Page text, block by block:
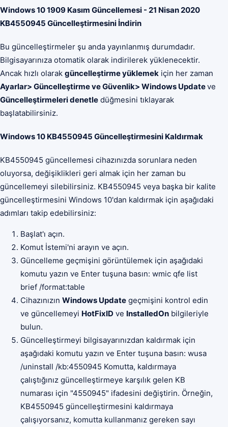
Windows 10 1909 Kasım Güncellemesi - 21 Nisan 2020
KB4550945 Güncelleştirmesini İndirin
Bu güncelleştirmeler şu anda yayınlanmış durumdadır.
Bilgisayarınıza otomatik olarak indirilerek yüklenecektir.
Ancak hızlı olarak güncelleştirme yüklemek için her zaman
Ayarlar> Güncelleştirme ve Güvenlik> Windows Updateve
Güncelleştirmeleri denetle düğmesini tıklayarak
başlatabilirsiniz.
Windows 10 KB4550945 Güncelleştirmesini Kaldırmak
KB4550945 güncellemesi cihazınızda sorunlara neden
oluyorsa, değişiklikleri geri almak için her zaman bu
güncellemeyi silebilirsiniz. KB4550945 veya başka bir kalite
güncelleştirmesini Windows 10'dan kaldırmak için aşağıdaki
adımları takip edebilirsiniz:
Başlat'ı açın.
Komut İstemi'ni arayın ve açın.
Güncelleme geçmişini görüntülemek için aşağıdaki
komutu yazın ve Enter tuşuna basın: wmic qfe list
brief /format:table
Cihazınızın Windows Update geçmişini kontrol edin
ve güncellemeyi HotFixID ve InstalledOn bilgileriyle
bulun.
Güncelleştirmeyi bilgisayarınızdan kaldırmak için
aşağıdaki komutu yazın ve Enter tuşuna basın: wusa
/uninstall /kb:4550945 Komutta, kaldırmaya
çalıştığınız güncelleştirmeye karşılık gelen KB
numarası için "4550945" ifadesini değiştirin. Örneğin,
KB4550945 güncelleştirmesini kaldırmaya
çalışıyorsanız, komutta kullanmanız gereken sayı